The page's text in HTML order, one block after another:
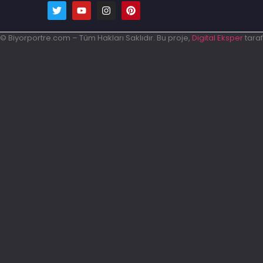
© Biyorportre.com – Tüm Hakları Saklıdır. Bu proje, Digital Eksper